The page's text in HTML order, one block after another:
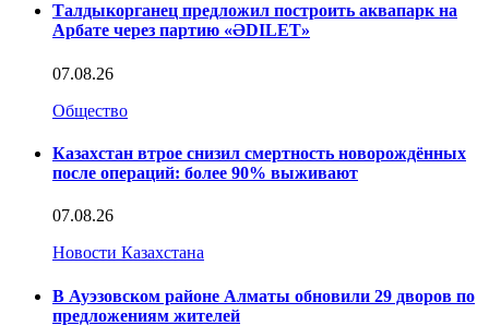
Талдыкорганец предложил построить аквапарк на
Арбате через партию «ӘDILET»
07.08.26
Общество
Казахстан втрое снизил смертность новорождённых
после операций: более 90% выживают
07.08.26
Новости Казахстана
В Ауэзовском районе Алматы обновили 29 дворов по
предложениям жителей